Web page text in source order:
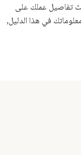
تفاصيل عملك على
في هذا الدليل,